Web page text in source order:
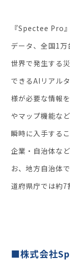
『Spectee Pro
データ、全国1万
世界で発生する
できるAIリアル
様が必要な情報
やマップ機能な
瞬時に入手する
企業・自治体な
お、地方自治体
道府県庁では約7
■株式会社